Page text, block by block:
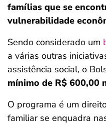
famílias que se
vulnerabilidade
Sendo considerado um
a várias outras
assistência social, o
mínimo de R$ 600,00
O programa é um
familiar se enquadra